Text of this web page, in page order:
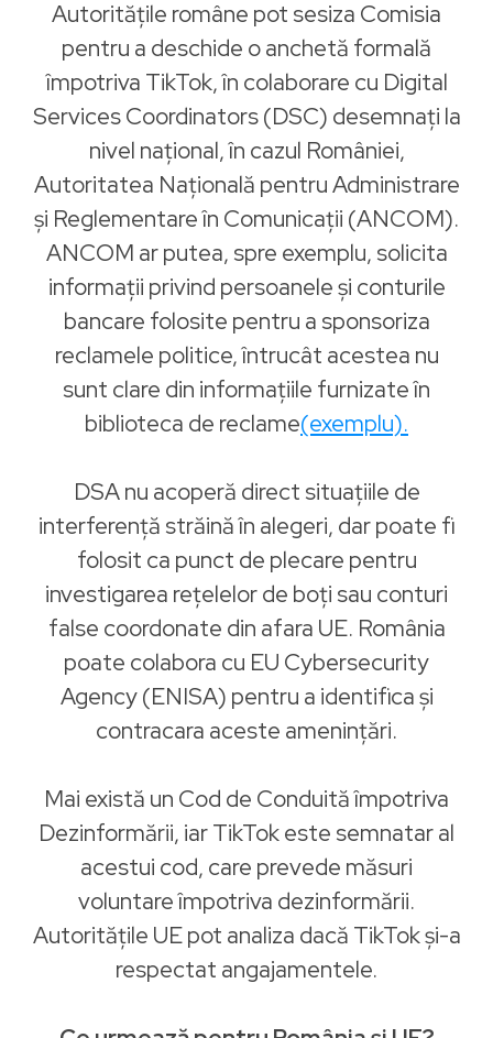
Autoritățile române pot sesiza Comisia
pentru a deschide o anchetă formală
împotriva TikTok, în colaborare cu Digital
Services Coordinators (DSC) desemnați la
nivel național, în cazul României,
Autoritatea Națională pentru Administrare
și Reglementare în Comunicații (ANCOM).
ANCOM ar putea, spre exemplu, solicita
informații privind persoanele și conturile
bancare folosite pentru a sponsoriza
reclamele politice, întrucât acestea nu
sunt clare din informațiile furnizate în
biblioteca de reclame(exemplu).
DSA nu acoperă direct situațiile de
interferență străină în alegeri, dar poate fi
folosit ca punct de plecare pentru
investigarea rețelelor de boți sau conturi
false coordonate din afara UE. România
poate colabora cu EU Cybersecurity
Agency (ENISA) pentru a identifica și
contracara aceste amenințări.
Mai există un Cod de Conduită împotriva
Dezinformării, iar TikTok este semnatar al
acestui cod, care prevede măsuri
voluntare împotriva dezinformării.
Autoritățile UE pot analiza dacă TikTok și-a
respectat angajamentele.